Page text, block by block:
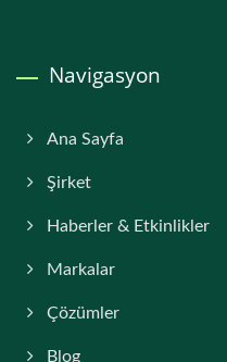
Navigasyon
Ana Sayfa
Şirket
Haberler & Etkinlikler
Markalar
Çözümler
Blog